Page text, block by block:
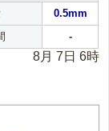
0.5mm
-
8月 7日 6時